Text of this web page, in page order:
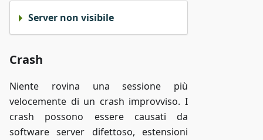
Server non visibile
Crash
Niente rovina una sessione più
velocemente di un crash improvviso. I
crash possono essere causati da
software server difettoso, estensioni